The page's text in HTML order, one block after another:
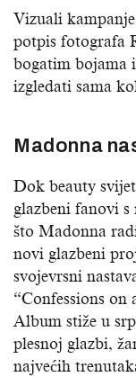
Vizuali
potpis fotografa
bogatim bojama
izgledati sama
Madonna
Dok beauty
glazbeni fanovi
što Madonna
novi glazbeni
svojevrsni
“Confessions on
Album stiže u
plesnoj glazbi,
najvećih